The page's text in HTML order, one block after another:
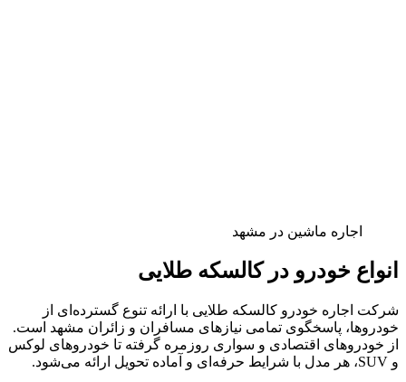
اجاره ماشین در مشهد
انواع خودرو در کالسکه طلایی
شرکت اجاره خودرو کالسکه طلایی با ارائه تنوع گسترده‌ای از
خودروها، پاسخگوی تمامی نیازهای مسافران و زائران مشهد است.
از خودروهای اقتصادی و سواری روزمره گرفته تا خودروهای لوکس
و SUV، هر مدل با شرایط حرفه‌ای و آماده تحویل ارائه می‌شود.